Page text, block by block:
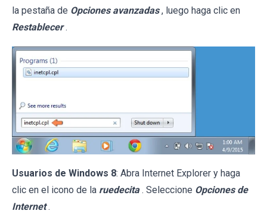
la pestaña de Opciones avanzadas , luego haga clic en
Restablecer .
Usuarios de Windows 8: Abra Internet Explorer y haga
clic en el icono de la ruedecita . Seleccione Opciones de
Internet .